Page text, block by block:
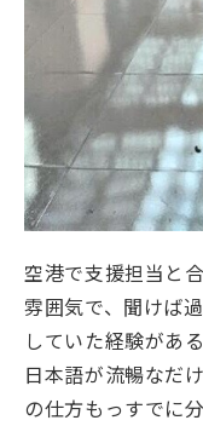
空港で支援担当と
雰囲気で、聞けば
していた経験があ
日本語が流暢なだ
の仕方もっすでに